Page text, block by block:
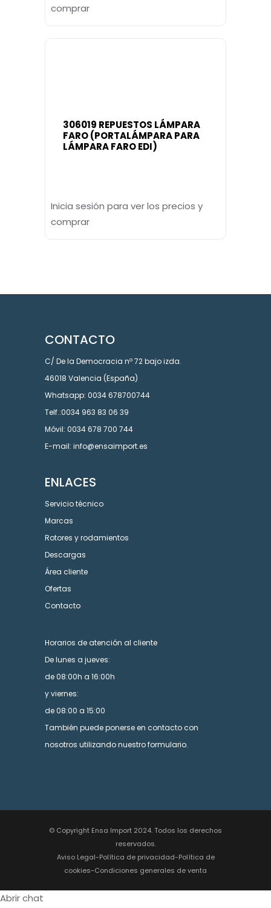
comprar
306019 REPUESTOS LÁMPARA
FARO (PORTALÁMPARA PARA
LÁMPARA FARO EDI)
Inicia sesión para ver los precios y
comprar
CONTACTO
C/ De la Democracia nº 72 bajo izda.
46018 Valencia (España)
Whatsapp: 0034 678700744
Telf.:0034 963 83 06 39
Móvil: 0034 678 700 744
E-mail: info@ensaimport.es
ENLACES
Servicio técnico
Marcas
Rotores y rodamientos
Descargas
Área cliente
Ofertas
Contacto
Horarios de atención al cliente
De lunes a jueves:
de 08:00h a 16:00h
y viernes:
de 08:00 a 15:00
También puede ponerse en contacto con
nosotros utilizando nuestro formulario.
© Copyright Ensa Import 2024. Todos los derechos
reservados.
Aviso Legal-Política de privacidad-Política de
cookies-Condiciones generales de venta
Abrir chat